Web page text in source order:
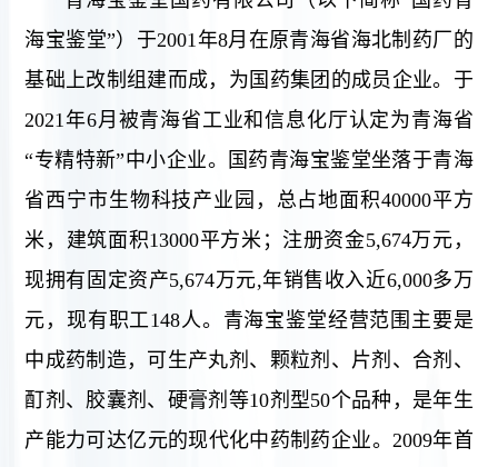
海宝鉴堂”）于2001年8月在原青海省海北制药厂的
基础上改制组建而成，为国药集团的成员企业。于
2021年6月被青海省工业和信息化厅认定为青海省
“专精特新”中小企业。国药青海宝鉴堂坐落于青海
省西宁市生物科技产业园，总占地面积40000平方
米，建筑面积13000平方米；注册资金5,674万元，
现拥有固定资产5,674万元,年销售收入近6,000多万
元，现有职工148人。青海宝鉴堂经营范围主要是
中成药制造，可生产丸剂、颗粒剂、片剂、合剂、
酊剂、胶囊剂、硬膏剂等10剂型50个品种，是年生
产能力可达亿元的现代化中药制药企业。2009年首